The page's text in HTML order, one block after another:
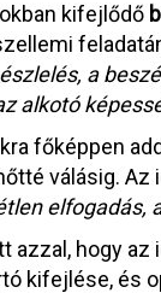
kifejlődő
a
alkotó
főképpen
válásig.
elfogadás,
azzal, hogy
kifejlése, és